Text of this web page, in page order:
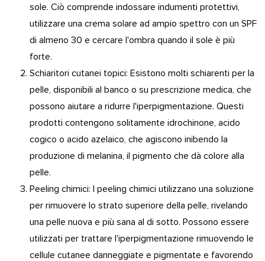
sole. Ciò comprende indossare indumenti protettivi,
utilizzare una crema solare ad ampio spettro con un SPF
di almeno 30 e cercare l'ombra quando il sole è più
forte.
Schiaritori cutanei topici: Esistono molti schiarenti per la
pelle, disponibili al banco o su prescrizione medica, che
possono aiutare a ridurre l'iperpigmentazione. Questi
prodotti contengono solitamente idrochinone, acido
cogico o acido azelaico, che agiscono inibendo la
produzione di melanina, il pigmento che dà colore alla
pelle.
Peeling chimici: I peeling chimici utilizzano una soluzione
per rimuovere lo strato superiore della pelle, rivelando
una pelle nuova e più sana al di sotto. Possono essere
utilizzati per trattare l'iperpigmentazione rimuovendo le
cellule cutanee danneggiate e pigmentate e favorendo